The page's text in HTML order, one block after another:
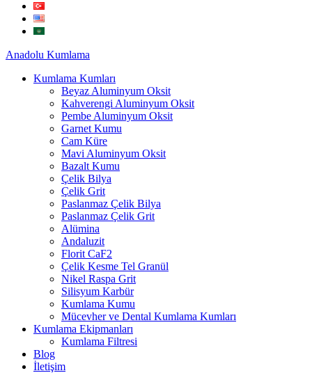
Anadolu Kumlama
Kumlama Kumları
Beyaz Aluminyum Oksit
Kahverengi Aluminyum Oksit
Pembe Aluminyum Oksit
Garnet Kumu
Cam Küre
Mavi Aluminyum Oksit
Bazalt Kumu
Çelik Bilya
Çelik Grit
Paslanmaz Çelik Bilya
Paslanmaz Çelik Grit
Alümina
Andaluzit
Florit CaF2
Çelik Kesme Tel Granül
Nikel Raspa Grit
Silisyum Karbür
Kumlama Kumu
Mücevher ve Dental Kumlama Kumları
Kumlama Ekipmanları
Kumlama Filtresi
Blog
İletişim